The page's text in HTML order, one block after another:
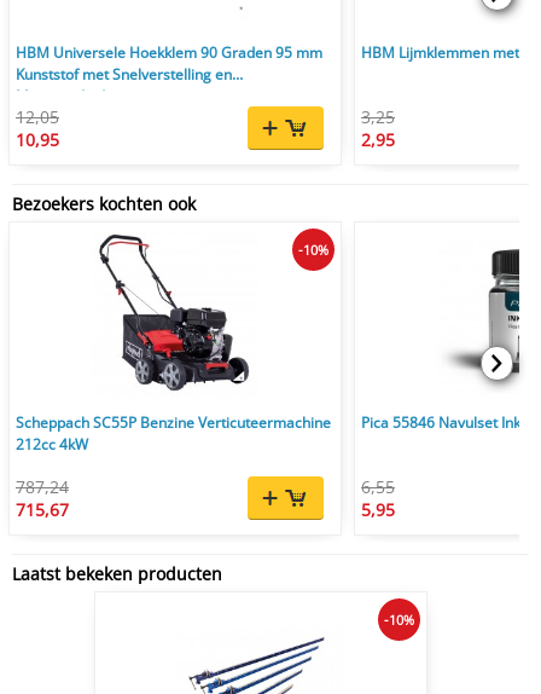
HBM Universele Hoekklem 90 Graden 95 mm
Kunststof met Snelverstelling en
Maataanduiding
12,05
10,95
HBM Lijmklemmen met
3,25
2,95
Bezoekers kochten ook
Scheppach SC55P Benzine Verticuteermachine
212cc 4kW
787,24
715,67
-10%
Pica 55846 Navulset Ink
6,55
5,95
Laatst bekeken producten
-10%